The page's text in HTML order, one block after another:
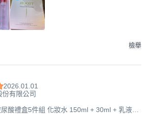
檢舉
2026.01.01
份有限公司
酸禮盒5件組 化妝水 150ml + 30ml + 乳液